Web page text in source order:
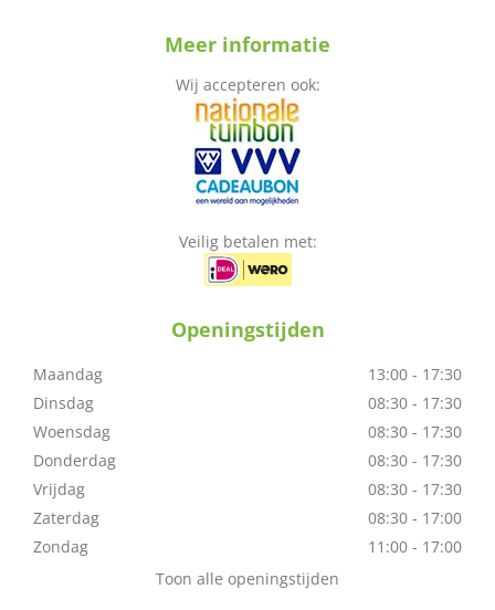
Meer informatie
Wij accepteren ook:
Veilig betalen met:
Openingstijden
Maandag
13:00 - 17:30
Dinsdag
08:30 - 17:30
Woensdag
08:30 - 17:30
Donderdag
08:30 - 17:30
Vrijdag
08:30 - 17:30
Zaterdag
08:30 - 17:00
Zondag
11:00 - 17:00
Toon alle openingstijden